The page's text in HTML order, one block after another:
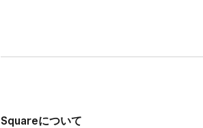
Squareに​ついて